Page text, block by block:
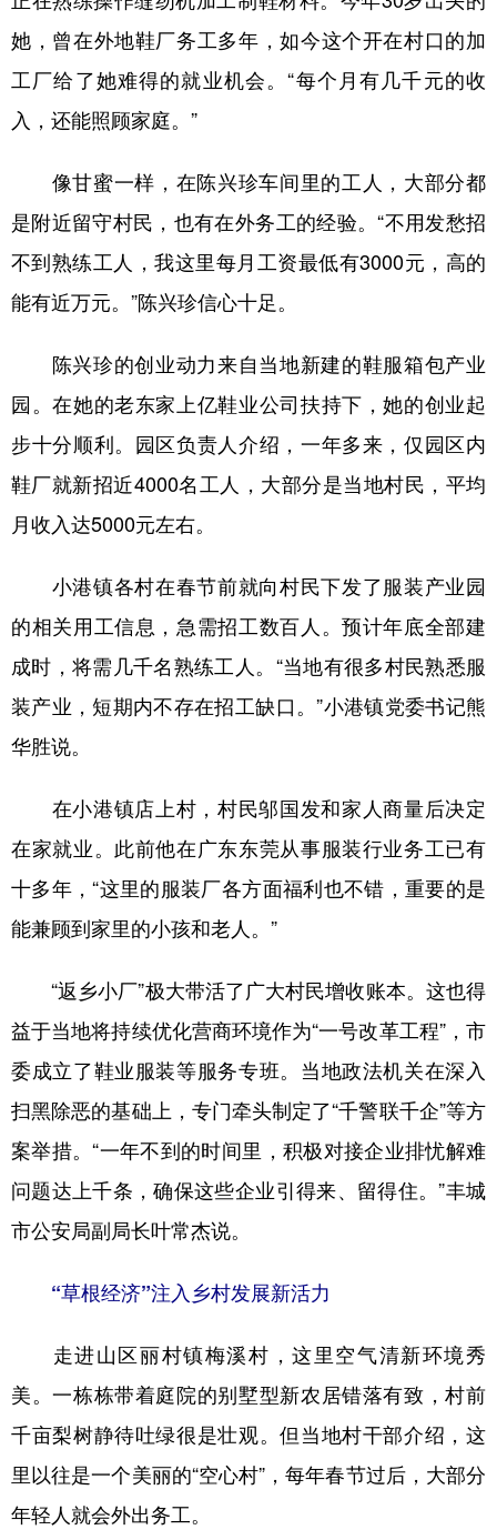
她，曾在外地鞋厂务工多年，如今这个开在村口的加
工厂给了她难得的就业机会。“每个月有几千元的收
入，还能照顾家庭。”
像甘蜜一样，在陈兴珍车间里的工人，大部分都
是附近留守村民，也有在外务工的经验。“不用发愁招
不到熟练工人，我这里每月工资最低有3000元，高的
能有近万元。”陈兴珍信心十足。
陈兴珍的创业动力来自当地新建的鞋服箱包产业
园。在她的老东家上亿鞋业公司扶持下，她的创业起
步十分顺利。园区负责人介绍，一年多来，仅园区内
鞋厂就新招近4000名工人，大部分是当地村民，平均
月收入达5000元左右。
小港镇各村在春节前就向村民下发了服装产业园
的相关用工信息，急需招工数百人。预计年底全部建
成时，将需几千名熟练工人。“当地有很多村民熟悉服
装产业，短期内不存在招工缺口。”小港镇党委书记熊
华胜说。
在小港镇店上村，村民邬国发和家人商量后决定
在家就业。此前他在广东东莞从事服装行业务工已有
十多年，“这里的服装厂各方面福利也不错，重要的是
能兼顾到家里的小孩和老人。”
“返乡小厂”极大带活了广大村民增收账本。这也得
益于当地将持续优化营商环境作为“一号改革工程”，市
委成立了鞋业服装等服务专班。当地政法机关在深入
扫黑除恶的基础上，专门牵头制定了“千警联千企”等方
案举措。“一年不到的时间里，积极对接企业排忧解难
问题达上千条，确保这些企业引得来、留得住。”丰城
市公安局副局长叶常杰说。
“草根经济”注入乡村发展新活力
走进山区丽村镇梅溪村，这里空气清新环境秀
美。一栋栋带着庭院的别墅型新农居错落有致，村前
千亩梨树静待吐绿很是壮观。但当地村干部介绍，这
里以往是一个美丽的“空心村”，每年春节过后，大部分
年轻人就会外出务工。